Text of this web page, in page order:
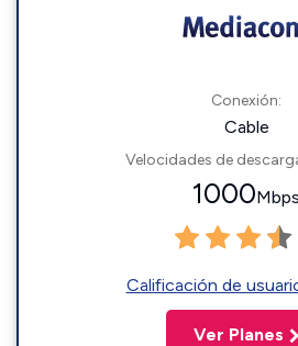
Conexión:
Cable
Velocidades de
1000Mbps
Calificación de
Ver Planes